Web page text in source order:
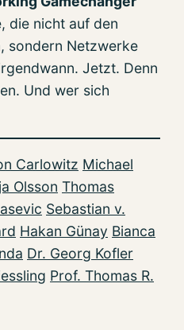
die nicht auf den
sondern Netzwerke
Jetzt. Denn
Und wer sich
Carlowitz Michael
Olsson Thomas
Sebastian v.
Hakan Günay Bianca
Dr. Georg Kofler
Prof. Thomas R.